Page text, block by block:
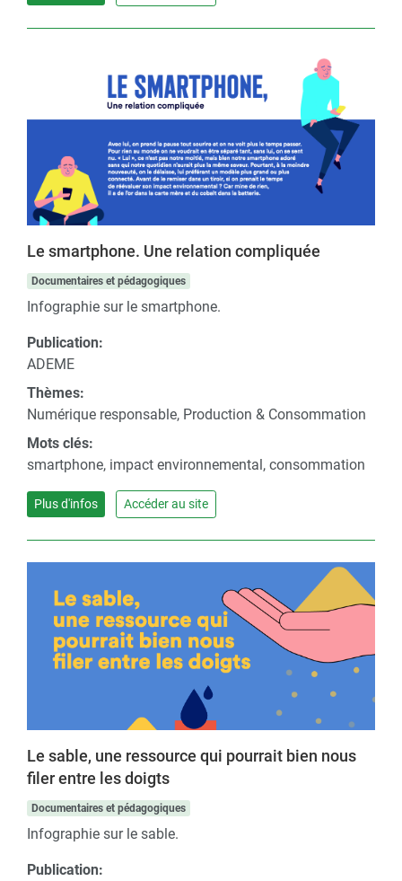
Le smartphone. Une relation compliquée
Documentaires et pédagogiques
Infographie sur le smartphone.
Publication:
ADEME
Thèmes:
Numérique responsable, Production & Consommation
Mots clés:
smartphone, impact environnemental, consommation
Plus d'infos Accéder au site
Le sable, une ressource qui pourrait bien nous
filer entre les doigts
Documentaires et pédagogiques
Infographie sur le sable.
Publication: